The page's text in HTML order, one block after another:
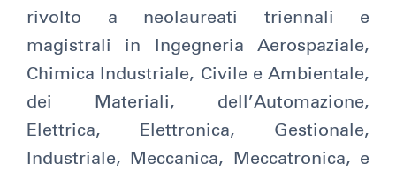
rivolto a neolaureati triennali e
magistrali in Ingegneria Aerospaziale,
Chimica Industriale, Civile e Ambientale,
dei Materiali, dell’Automazione,
Elettrica, Elettronica, Gestionale,
Industriale, Meccanica, Meccatronica, e